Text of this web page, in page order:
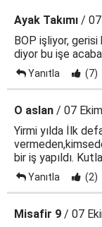
Ayak Takımı / 07
BOP işliyor,
diyor bu işe
Yanıtla (7)
O aslan / 07
Yirmi yılda İlk
bir iş yapıldı.
Yanıtla (2)
Misafir 9 / 07